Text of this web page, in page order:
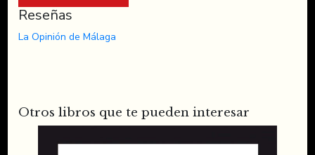
Reseñas
La Opinión de Málaga
Otros libros que te pueden interesar